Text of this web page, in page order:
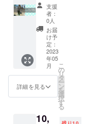
「苗字
と名前
（例：
田中太
郎）」
と「住
所」を
備考欄
にご記
願いし
ます。
ひとつ
ひとつ
手織り
で製作
してお
ります
ので、
サイズ
などに
若干差
があり
ルで
可】 ド
ローン
体験＆
バック
パネル
に名入
ローン
体験：
プレイ
ベント
での出
ローン
支援
者：
0人
お届
け予
定：
2023
年05
月
詳細を見る
こ
の
リ
タ
ー
ン
を
選
択
す
る
10,